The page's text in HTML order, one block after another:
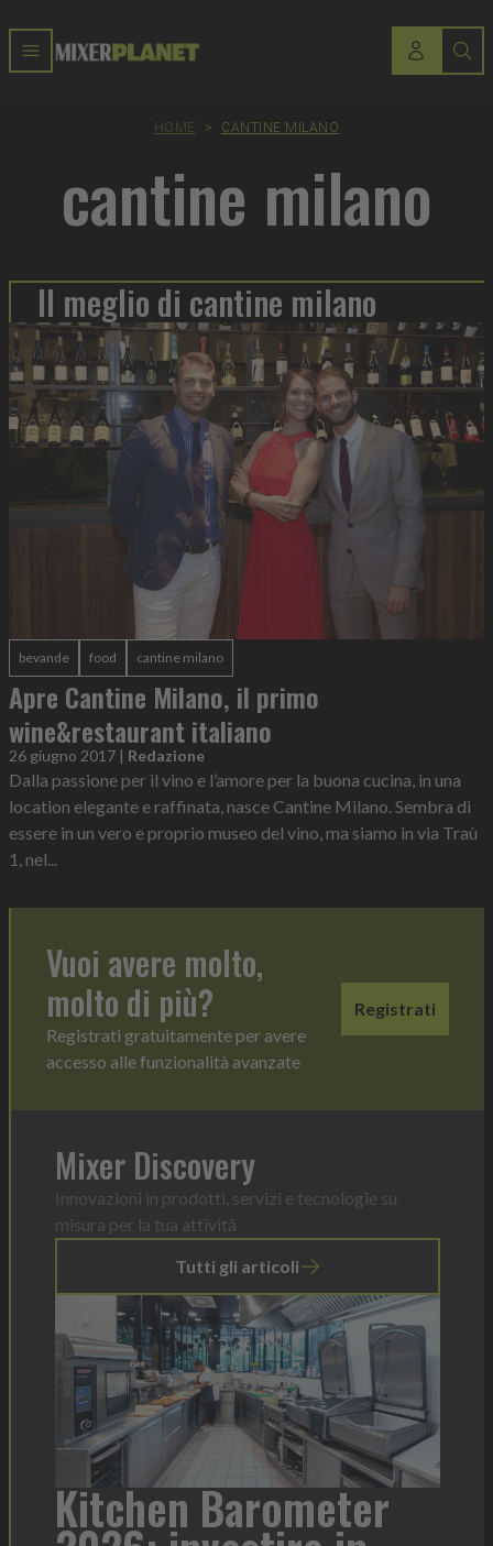
HOME > CANTINE MILANO
cantine milano
Il meglio di cantine milano
bevande food cantine milano
Apre Cantine Milano, il primo
wine&restaurant italiano
26 giugno 2017 | Redazione
Dalla passione per il vino e l’amore per la buona cucina, in una
location elegante e raffinata, nasce Cantine Milano. Sembra di
essere in un vero e proprio museo del vino, ma siamo in via Traù
1, nel...
Vuoi avere molto,
molto di più?
Registrati gratuitamente per avere
accesso alle funzionalità avanzate
Registrati
Mixer Discovery
Innovazioni in prodotti, servizi e tecnologie su
misura per la tua attività
Tutti gli articoli
Kitchen Barometer